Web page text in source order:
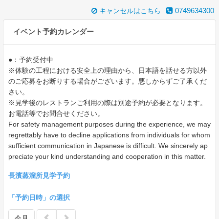
キャンセルはこちら 0749634300
イベント予約カレンダー
●：予約受付中
※体験の工程における安全上の理由から、日本語を話せる方以外
のご応募をお断りする場合がございます。悪しからずご了承くだ
さい。
※見学後のレストランご利用の際は別途予約が必要となります。
お電話等でお問合せください。
For safety management purposes during the experience, we may
regrettably have to decline applications from individuals for whom
sufficient communication in Japanese is difficult. We sincerely ap
preciate your kind understanding and cooperation in this matter.
長濱蒸溜所見学予約
「予約日時」の選択